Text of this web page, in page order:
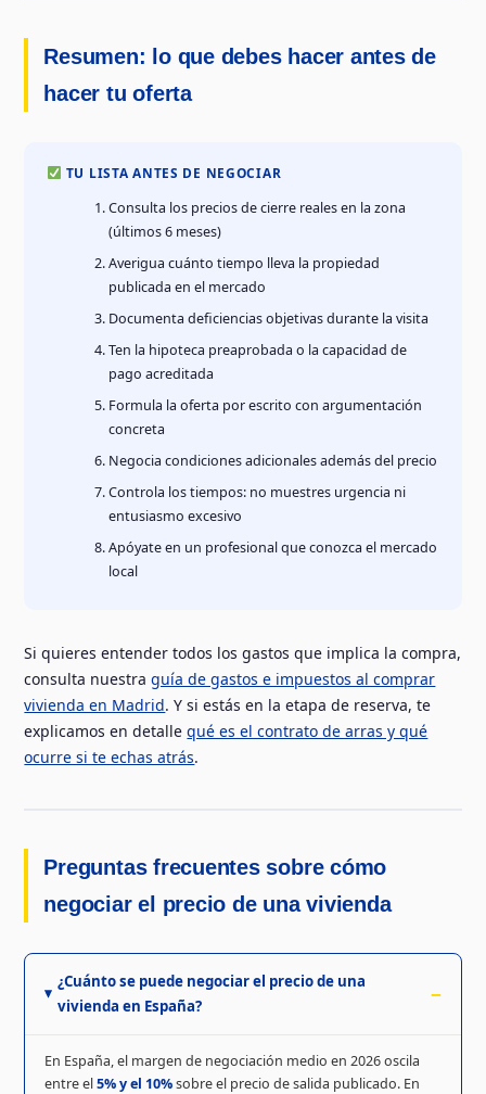
Resumen: lo que debes hacer antes de
hacer tu oferta
TU LISTA ANTES DE NEGOCIAR
Consulta los precios de cierre reales en la zona
(últimos 6 meses)
Averigua cuánto tiempo lleva la propiedad
publicada en el mercado
Documenta deficiencias objetivas durante la visita
Ten la hipoteca preaprobada o la capacidad de
pago acreditada
Formula la oferta por escrito con argumentación
concreta
Negocia condiciones adicionales además del precio
Controla los tiempos: no muestres urgencia ni
entusiasmo excesivo
Apóyate en un profesional que conozca el mercado
local
Si quieres entender todos los gastos que implica la compra,
consulta nuestraguía de gastos e impuestos al comprar
vivienda en Madrid. Y si estás en la etapa de reserva, te
explicamos en detallequé es el contrato de arras y qué
ocurre si te echas atrás.
Preguntas frecuentes sobre cómo
negociar el precio de una vivienda
¿Cuánto se puede negociar el precio de una
vivienda en España?
En España, el margen de negociación medio en 2026 oscila
entre el5% y el 10%sobre el precio de salida publicado. En